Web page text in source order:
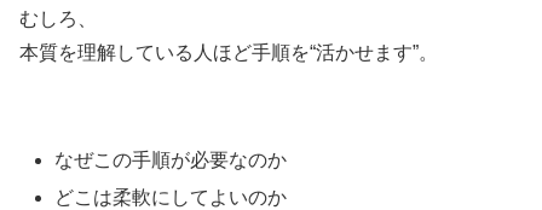
むしろ、
本質を理解している人ほど手順を“活かせます”。
なぜこの手順が必要なのか
どこは柔軟にしてよいのか